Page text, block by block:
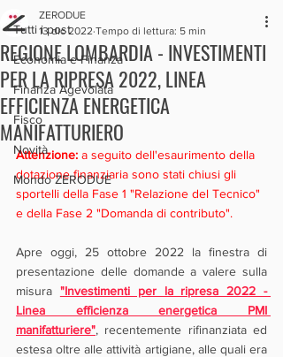
Tutti i post
Economia e Finanza
Finanza Agevolata
Fisco
Novità
Mondo ZERODUE
REGIONE LOMBARDIA - INVESTIMENTI
PER LA RIPRESA 2022, LINEA
EFFICIENZA ENERGETICA
MANIFATTURIERO
ZERODUE
13 dic 2022 Tempo di lettura: 5 min
Attenzione: a seguito dell'esaurimento della
dotazione finanziaria sono stati chiusi gli
sportelli della Fase 1 "Relazione del Tecnico"
e della Fase 2 "Domanda di contributo".
Apre oggi, 25 ottobre 2022 la finestra di
presentazione delle domande a valere sulla
misura "Investimenti per la ripresa 2022 -
Linea efficienza energetica PMI
manifatturiere", recentemente rifinanziata ed
estesa oltre alle attività artigiane, alle quali era